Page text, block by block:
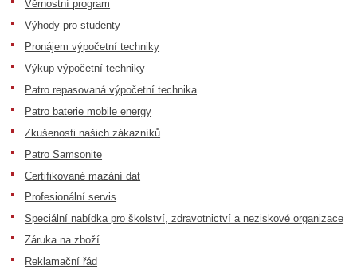
Věrnostní program
Výhody pro studenty
Pronájem výpočetní techniky
Výkup výpočetní techniky
Patro repasovaná výpočetní technika
Patro baterie mobile energy
Zkušenosti našich zákazníků
Patro Samsonite
Certifikované mazání dat
Profesionální servis
Speciální nabídka pro školství, zdravotnictví a neziskové organizace
Záruka na zboží
Reklamační řád